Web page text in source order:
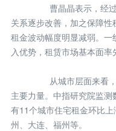
曹晶晶表示，经过
关系逐步改善，加之保障性
租金波动幅度明显减弱。
入优势，租赁市场基本面率
从城市层面来看，
主要力量。中指研究院监
有11个城市住宅租金环比
州、大连、福州等。